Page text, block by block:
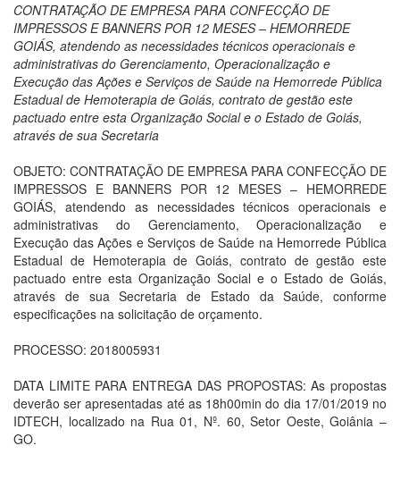
CONTRATAÇÃO DE EMPRESA PARA CONFECÇÃO DE
IMPRESSOS E BANNERS POR 12 MESES – HEMORREDE
GOIÁS, atendendo as necessidades técnicos operacionais e
administrativas do Gerenciamento, Operacionalização e
Execução das Ações e Serviços de Saúde na Hemorrede Pública
Estadual de Hemoterapia de Goiás, contrato de gestão este
pactuado entre esta Organização Social e o Estado de Goiás,
através de sua Secretaria
OBJETO: CONTRATAÇÃO DE EMPRESA PARA CONFECÇÃO DE
IMPRESSOS E BANNERS POR 12 MESES – HEMORREDE
GOIÁS, atendendo as necessidades técnicos operacionais e
administrativas do Gerenciamento, Operacionalização e
Execução das Ações e Serviços de Saúde na Hemorrede Pública
Estadual de Hemoterapia de Goiás, contrato de gestão este
pactuado entre esta Organização Social e o Estado de Goiás,
através de sua Secretaria de Estado da Saúde, conforme
especificações na solicitação de orçamento.
PROCESSO: 2018005931
DATA LIMITE PARA ENTREGA DAS PROPOSTAS: As propostas
deverão ser apresentadas até as 18h00min do dia 17/01/2019 no
IDTECH, localizado na Rua 01, Nº. 60, Setor Oeste, Goiânia –
GO.